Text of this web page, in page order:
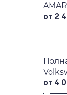
от 2
от 4